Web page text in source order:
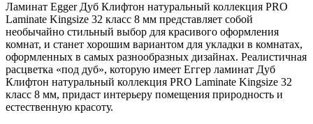
Ламинат Egger Дуб Клифтон натуральный коллекция PRO
Laminate Kingsize 32 класс 8 мм представляет собой
необычайно стильный выбор для красивого оформления
комнат, и станет хорошим вариантом для укладки в комнатах,
оформленных в самых разнообразных дизайнах. Реалистичная
расцветка «под дуб», которую имеет Еггер ламинат Дуб
Клифтон натуральный коллекция PRO Laminate Kingsize 32
класс 8 мм, придаст интерьеру помещения природность и
естественную красоту.